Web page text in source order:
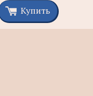
Купить